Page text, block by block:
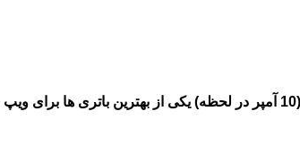
(10 آمپر در لحظه) یکی از بهترین باتری ها برای